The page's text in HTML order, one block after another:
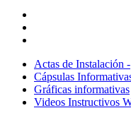
Actas de Instalación -
Cápsulas
Gráficas informativas
Videos Instructivos